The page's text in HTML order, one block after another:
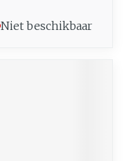
Niet beschikbaar